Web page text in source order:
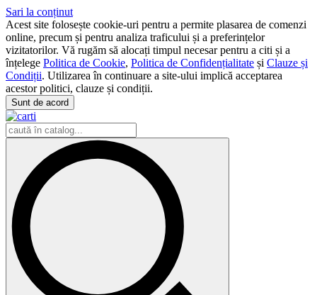
Sari la conținut
Acest site folosește cookie-uri pentru a permite plasarea de comenzi
online, precum și pentru analiza traficului și a preferințelor
vizitatorilor. Vă rugăm să alocați timpul necesar pentru a citi și a
înțelege Politica de Cookie, Politica de Confidențialitate și Clauze și
Condiții. Utilizarea în continuare a site-ului implică acceptarea
acestor politici, clauze și condiții.
Sunt de acord